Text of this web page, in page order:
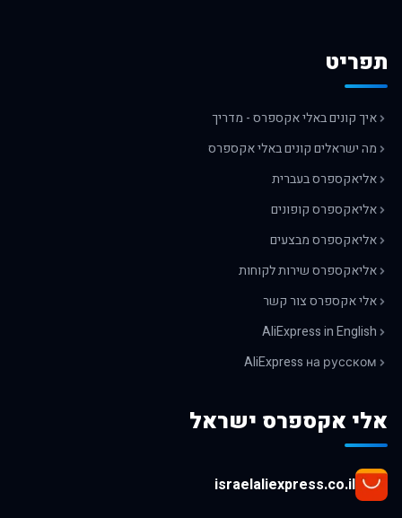
תפריט
איך קונים באלי אקספרס - מדריך
מה ישראלים קונים באלי אקספרס
אליאקספרס בעברית
אליאקספרס קופונים
אליאקספרס מבצעים
אליאקספרס שירות לקוחות
אלי אקספרס צור קשר
AliExpress in English
AliExpress на русском
אלי אקספרס ישראל
israelaliexpress.co.il